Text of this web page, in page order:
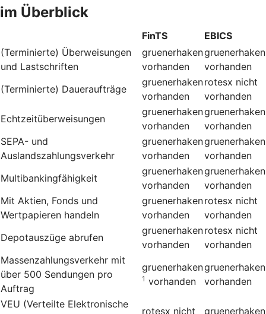
im Überblick
FinTS
EBICS
(Terminierte) Überweisungen
und Lastschriften
gruenerhaken
vorhanden
gruenerhaken
vorhanden
(Terminierte) Daueraufträge
gruenerhaken
vorhanden
rotesx nicht
vorhanden
Echtzeitüberweisungen
gruenerhaken
vorhanden
gruenerhaken
vorhanden
SEPA- und
Auslandszahlungsverkehr
gruenerhaken
vorhanden
gruenerhaken
vorhanden
Multibankingfähigkeit
gruenerhaken
vorhanden
gruenerhaken
vorhanden
Mit Aktien, Fonds und
Wertpapieren handeln
gruenerhaken
vorhanden
rotesx nicht
vorhanden
Depotauszüge abrufen
gruenerhaken
vorhanden
rotesx nicht
vorhanden
Massenzahlungsverkehr mit
über 500 Sendungen pro
Auftrag
gruenerhaken
1 vorhanden
gruenerhaken
vorhanden
VEU (Verteilte Elektronische
rotesx nicht
gruenerhaken